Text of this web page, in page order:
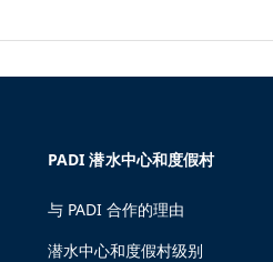
PADI 潜水中心和度假村
与 PADI 合作的理由
潜水中心和度假村级别